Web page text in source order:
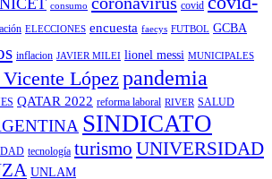
consumo covid
ELECCIONES encuesta faecys FUTBOL GCBA
inflacion JAVIER MILEI lionel messi MUNICIPALES
López pandemia
QATAR 2022 reforma laboral RIVER SALUD
SINDICATO
tecnología turismo UNIVERSIDAD
UNLAM